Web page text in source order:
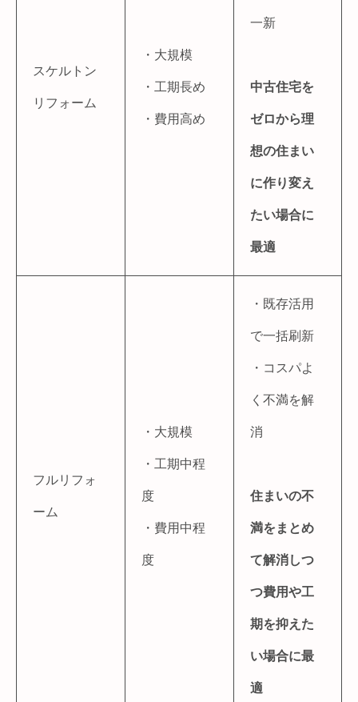
スケルトン
リフォーム
・大規模
・工期長め
・費用高め
一新
中古住宅を
ゼロから理
想の住まい
に作り変え
たい場合に
最適
フルリフォ
ーム
・大規模
・工期中程
度
・費用中程
度
・既存活用
で一括刷新
・コスパよ
く不満を解
消
住まいの不
満をまとめ
て解消しつ
つ費用や工
期を抑えた
い場合に最
適